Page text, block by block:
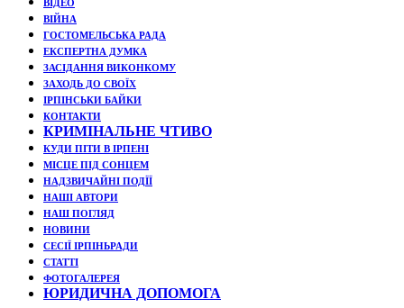
ВІДЕО
ВІЙНА
ГОСТОМЕЛЬСЬКА РАДА
ЕКСПЕРТНА ДУМКА
ЗАСІДАННЯ ВИКОНКОМУ
ЗАХОДЬ ДО СВОЇХ
ІРПІНСЬКИ БАЙКИ
КОНТАКТИ
КРИМІНАЛЬНЕ ЧТИВО
КУДИ ПІТИ В ІРПЕНІ
МІСЦЕ ПІД СОНЦЕМ
НАДЗВИЧАЙНІ ПОДЇЇ
НАШІ АВТОРИ
НАШ ПОГЛЯД
НОВИНИ
СЕСІЇ ІРПІНЬРАДИ
СТАТТІ
ФОТОГАЛЕРЕЯ
ЮРИДИЧНА ДОПОМОГА